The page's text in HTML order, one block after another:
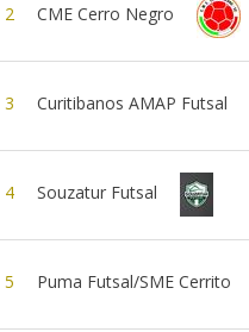
2 CME Cerro Negro
3 Curitibanos AMAP Futsal
4 Souzatur Futsal
5 Puma Futsal/SME Cerrito